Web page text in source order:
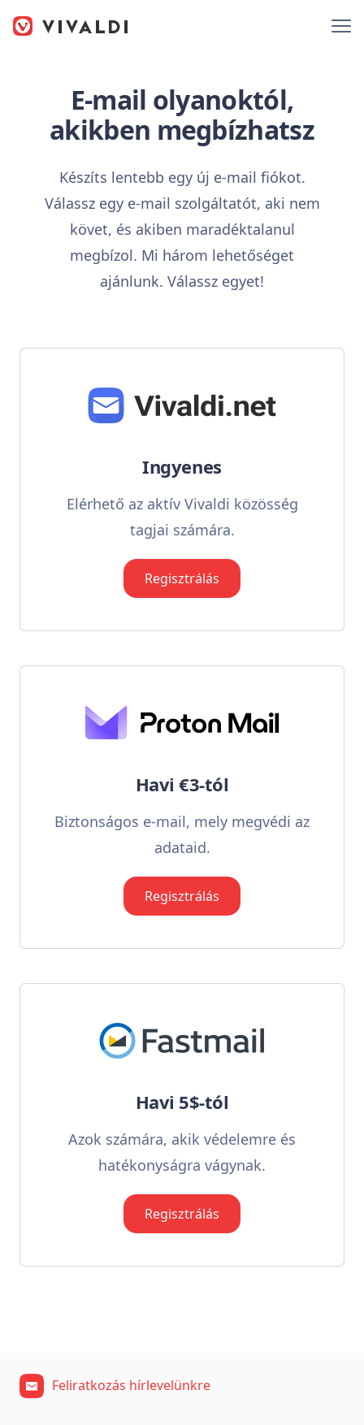
E-mail olyanoktól,
akikben megbízhatsz
Készíts lentebb egy új e-mail fiókot.
Válassz egy e-mail szolgáltatót, aki nem
követ, és akiben maradéktalanul
megbízol. Mi három lehetőséget
ajánlunk. Válassz egyet!
Ingyenes
Elérhető az aktív Vivaldi közösség
tagjai számára.
Regisztrálás
Havi €3-tól
Biztonságos e-mail, mely megvédi az
adataid.
Regisztrálás
Havi 5$-tól
Azok számára, akik védelemre és
hatékonyságra vágynak.
Regisztrálás
Feliratkozás hírlevelünkre